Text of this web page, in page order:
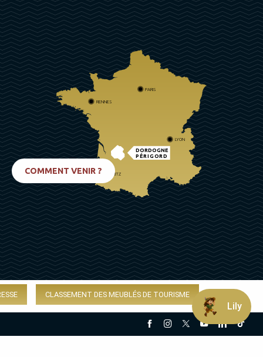
DORDOGNE
PÉRIGORD
PARIS
RENNES
LYON
BIARRITZ
COMMENT VENIR ?
CLASSEMENT DES MEUBLÉS DE TOURISME
Lily